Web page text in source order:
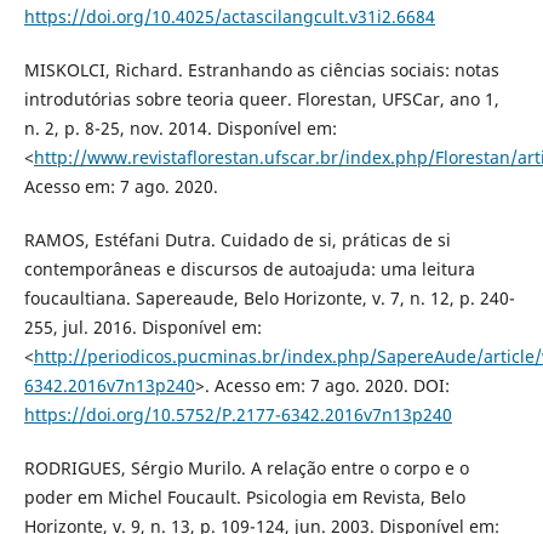
https://doi.org/10.4025/actascilangcult.v31i2.6684
MISKOLCI, Richard. Estranhando as ciências sociais: notas
introdutórias sobre teoria queer. Florestan, UFSCar, ano 1,
n. 2, p. 8-25, nov. 2014. Disponível em:
<http://www.revistaflorestan.ufscar.br/index.php/Florestan/
Acesso em: 7 ago. 2020.
RAMOS, Estéfani Dutra. Cuidado de si, práticas de si
contemporâneas e discursos de autoajuda: uma leitura
foucaultiana. Sapereaude, Belo Horizonte, v. 7, n. 12, p. 240-
255, jul. 2016. Disponível em:
<http://periodicos.pucminas.br/index.php/SapereAude/article/
6342.2016v7n13p240>. Acesso em: 7 ago. 2020. DOI:
https://doi.org/10.5752/P.2177-6342.2016v7n13p240
RODRIGUES, Sérgio Murilo. A relação entre o corpo e o
poder em Michel Foucault. Psicologia em Revista, Belo
Horizonte, v. 9, n. 13, p. 109-124, jun. 2003. Disponível em: